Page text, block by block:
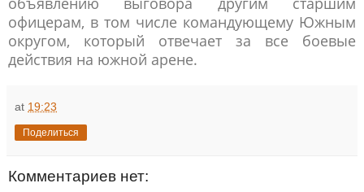
офицерам, в том числе командующему Южным
округом, который отвечает за все боевые
действия на южной арене.
at 19:23
Поделиться
Комментариев нет: